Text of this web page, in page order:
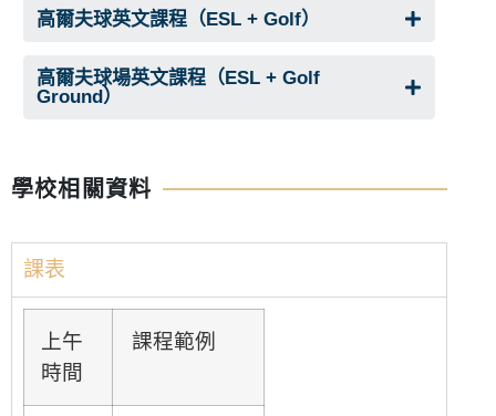
高爾夫球英文課程（ESL + Golf）
高爾夫球場英文課程（ESL + Golf
Ground）
學校相關資料
課表
上午
時間
課程範例